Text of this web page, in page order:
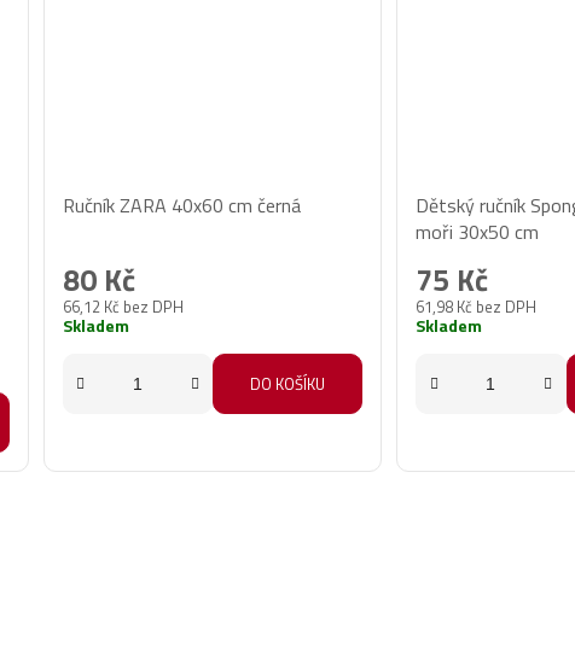
Ručník ZARA 40x60 cm černá
66,12 Kč bez DPH
80 Kč
Skladem
DO KOŠÍKU
Dětský ručník
moři 30x50 cm
61,98 Kč bez DPH
75 Kč
Skladem